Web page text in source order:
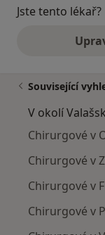
Jste tento lékař?
Související
V okolí
Chirurgové v
Chirurgové v
Chirurgové v
Chirurgové v